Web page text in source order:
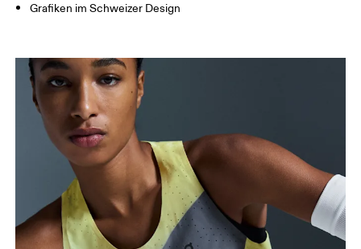
Grafiken im Schweizer Design